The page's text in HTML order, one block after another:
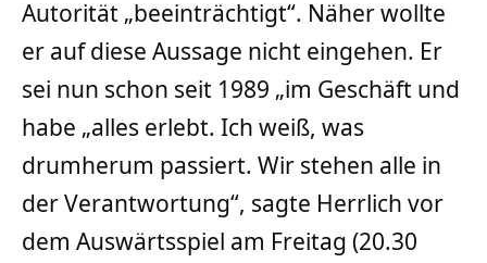
Autorität „beeinträchtigt“. Näher wollte
er auf diese Aussage nicht eingehen. Er
sei nun schon seit 1989 „im Geschäft und
habe „alles erlebt. Ich weiß, was
drumherum passiert. Wir stehen alle in
der Verantwortung“, sagte Herrlich vor
dem Auswärtsspiel am Freitag (20.30